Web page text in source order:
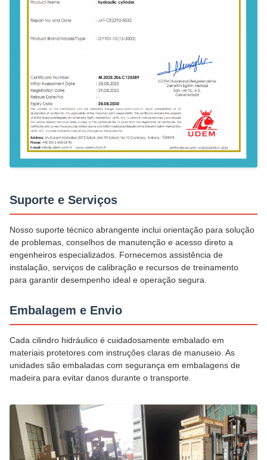
Suporte e Serviços
Nosso suporte técnico abrangente inclui orientação para solução
de problemas, conselhos de manutenção e acesso direto a
engenheiros especializados. Fornecemos assistência de
instalação, serviços de calibração e recursos de treinamento
para garantir desempenho ideal e operação segura.
Embalagem e Envio
Cada cilindro hidráulico é cuidadosamente embalado em
materiais protetores com instruções claras de manuseio. As
unidades são embaladas com segurança em embalagens de
madeira para evitar danos durante o transporte.